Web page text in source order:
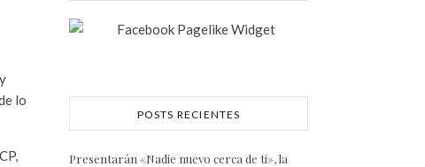
lo
POSTS RECIENTES
Presentarán «Nadie nuevo cerca de ti», la